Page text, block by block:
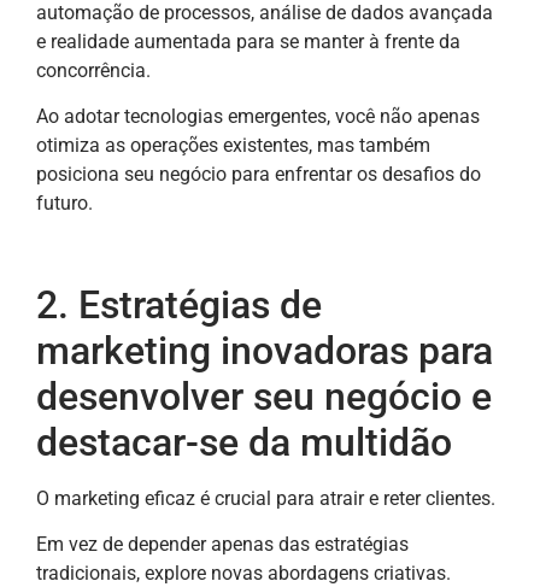
automação de processos, análise de dados avançada
e realidade aumentada para se manter à frente da
concorrência.
Ao adotar tecnologias emergentes, você não apenas
otimiza as operações existentes, mas também
posiciona seu negócio para enfrentar os desafios do
futuro.
2. Estratégias de
marketing inovadoras para
desenvolver seu negócio e
destacar-se da multidão
O marketing eficaz é crucial para atrair e reter clientes.
Em vez de depender apenas das estratégias
tradicionais, explore novas abordagens criativas.